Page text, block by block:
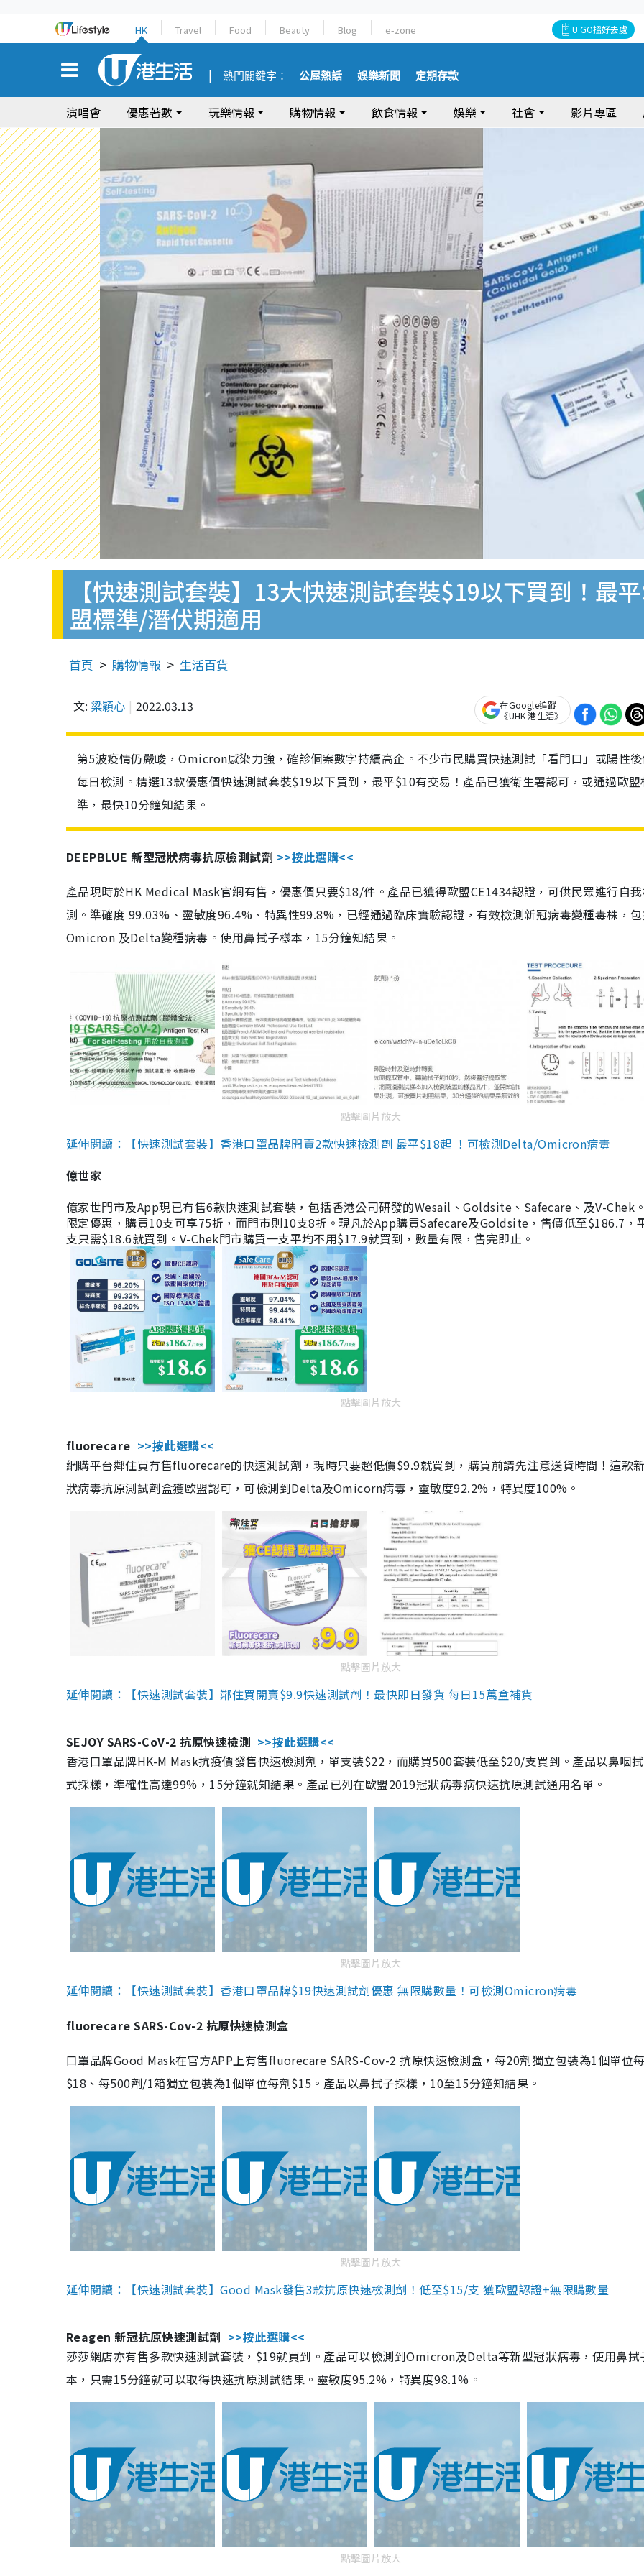
HK Travel Food Beauty Blog e-zone U GO搵好去處
熱門關鍵字： 公屋熱話 娛樂新聞 定期存款
演唱會 優惠著數 玩樂情報 購物情報 飲食情報 娛樂 社會 影片專區
【快速測試套裝】13大快速測試套裝$19以下買到！最
盟標準/潛伏期適用
首頁 購物情報 生活百貨
文: 梁穎心 2022.03.13
在Google追蹤
《UHK 港生活》
第5波疫情仍嚴峻，Omicron感染力強，確診個案數字持續高企。不少市民購買快速測試「看門口」或陽性
每日檢測。精選13款優惠價快速測試套裝$19以下買到，最平$10有交易！產品已獲衛生署認可，或通過歐盟
準，最快10分鐘知結果。
DEEPBLUE 新型冠狀病毒抗原檢測試劑 >>按此選購<<
產品現時於HK Medical Mask官網有售，優惠價只要$18/件。產品已獲得歐盟CE1434認證，可供民眾進行自
測。準確度 99.03%、靈敏度96.4%、特異性99.8%，已經通過臨床實驗認證，有效檢測新冠病毒變種毒株，
Omicron 及Delta變種病毒。使用鼻拭子樣本，15分鐘知結果。
點擊圖片放大
延伸閱讀：【快速測試套裝】香港口罩品牌開賣2款快速檢測劑 最平$18起 ！可檢測Delta/Omicron病毒
億世家
億家世門市及App現已有售6款快速測試套裝，包括香港公司研發的Wesail、Goldsite、Safecare、及V-Chek
限定優惠，購買10支可享75折，而門市則10支8折。現凡於App購買Safecare及Goldsite，售價低至$186.7，
支只需$18.6就買到。V-Chek門市購買一支平均不用$17.9就買到，數量有限，售完即止。
點擊圖片放大
fluorecare >>按此選購<<
網購平台鄰住買有售fluorecare的快速測試劑，現時只要超低價$9.9就買到，購買前請先注意送貨時間！這款
狀病毒抗原測試劑盒獲歐盟認可，可檢測到Delta及Omicorn病毒，靈敏度92.2%，特異度100%。
點擊圖片放大
延伸閱讀：【快速測試套裝】鄰住買開賣$9.9快速測試劑！最快即日發貨 每日15萬盒補貨
SEJOY SARS-CoV-2 抗原快速檢測 >>按此選購<<
香港口罩品牌HK-M Mask抗疫價發售快速檢測劑，單支裝$22，而購買500套裝低至$20/支買到。產品以鼻咽
式採樣，準確性高達99%，15分鐘就知結果。產品已列在歐盟2019冠狀病毒病快速抗原測試通用名單。
點擊圖片放大
延伸閱讀：【快速測試套裝】香港口罩品牌$19快速測試劑優惠 無限購數量！可檢測Omicron病毒
fluorecare SARS-Cov-2 抗原快速檢測盒
口罩品牌Good Mask在官方APP上有售fluorecare SARS-Cov-2 抗原快速檢測盒，每20劑獨立包裝為1個單位
$18、每500劑/1箱獨立包裝為1個單位每劑$15。產品以鼻拭子採樣，10至15分鐘知結果。
點擊圖片放大
延伸閱讀：【快速測試套裝】Good Mask發售3款抗原快速檢測劑！低至$15/支 獲歐盟認證+無限購數量
Reagen 新冠抗原快速測試劑 >>按此選購<<
莎莎網店亦有售多款快速測試套裝，$19就買到。產品可以檢測到Omicron及Delta等新型冠狀病毒，使用鼻拭
本，只需15分鐘就可以取得快速抗原測試結果。靈敏度95.2%，特異度98.1%。
點擊圖片放大